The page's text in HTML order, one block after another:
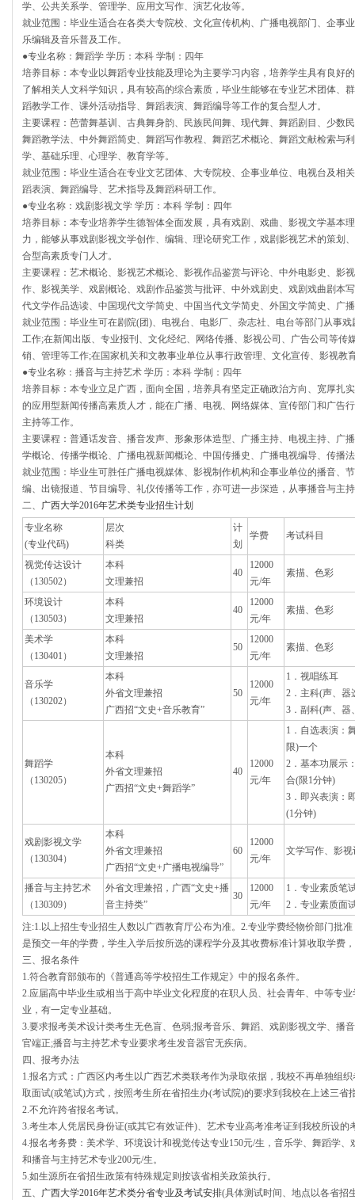
学、公共关系学、管理学、应用文写作、演艺化妆等。
就业范围：毕业生适合在各类大专院校、文化宣传机构、广播电视部门、企事
乐编辑及音乐普及工作。
●专业名称：舞蹈学 学历：本科 学制：四年
培养目标：本专业以舞蹈专业技能及理论为主要学习内容，培养学生具有良好
了解相关人文科学知识，具有较高的综合素质，毕业生能够在专业艺术团体、
蹈教学工作、课外活动指导、舞蹈表演、舞蹈编导等工作的复合型人才。
主要课程：芭蕾舞基训、古典舞身韵、民族民间舞、现代舞、舞蹈剧目、少数
舞蹈教学法、中外舞蹈简史、舞蹈写作教程、舞蹈艺术概论、舞蹈文献检索与
学、基础乐理、心理学、教育学等。
就业范围：毕业生适合在专业文艺团体、大专院校、企事业单位、电视台及相
蹈表演、舞蹈编导、艺术指导及舞蹈科研工作。
●专业名称：戏剧影视文学 学历：本科 学制：四年
培养目标：本专业培养学生德智体全面发展，具有戏剧、戏曲、影视文学基本
力，能够从事戏剧影视文学创作、编辑、理论研究工作，戏剧影视艺术的策划
合型高素质专门人才。
主要课程：艺术概论、影视艺术概论、影视作品鉴赏与评论、中外电影史、影
作、影视美学、戏剧概论、戏剧作品鉴赏与批评、中外戏剧史、戏剧戏曲剧本
代文学作品选读、中国现代文学简史、中国当代文学简史、外国文学简史、广
就业范围：毕业生可在剧院(团)、电视台、电影厂、杂志社、电台等部门从事
工作;在新闻出版、专业报刊、文化经纪、网络传播、影视公司、广告公司等传
销、管理等工作;在国家机关和文教事业单位从事行政管理、文化宣传、影视教
●专业名称：播音与主持艺术 学历：本科 学制：四年
培养目标：本专业立足广西，面向全国，培养具有坚定正确政治方向、宽厚扎
的应用型新闻传播高素质人才，能在广播、电视、网络媒体、宣传部门和广告
主持等工作。
主要课程：普通话发音、播音发声、形象形体造型、广播主持、电视主持、广
学概论、传播学概论、广播电视新闻概论、中国传播史、广播电视编导、传播
就业范围：毕业生可胜任广播电视媒体、影视制作机构和企事业单位的播音、
编、出镜报道、节目编导、礼仪传播等工作，亦可进一步深造，从事播音与主
二、 广西大学2016年艺术类专业招生计划
专业名称
(专业代码)
层次
科类
计
划
学费 考试科目
视觉传达设计
（130502）
本科
文理兼招
40
12000
元/年
素描、色彩
环境设计
（130503）
本科
文理兼招
40
12000
元/年
素描、色彩
美术学
（130401）
本科
文理兼招
50
12000
元/年
素描、色彩
音乐学
（130202）
本科
外省文理兼招
广西招“文史+音乐教育”
50
12000
元/年
1．视唱练耳
2．主科(声、器
3．副科(声、器
舞蹈学
（130205）
本科
外省文理兼招
广西招“文史+舞蹈学”
40
12000
元/年
1．自选表演：
限)一个
2．基本功展示
合(限1分钟)
3．即兴表演：
(1分钟)
戏剧影视文学
（130304）
本科
外省文理兼招
广西招“文史+广播电视编导”
60
12000
元/年
文学写作、影
播音与主持艺术
（130309）
外省文理兼招，广西“文史+播
音主持类”
30
12000
元/年
1．专业素质笔
2．专业素质面
注:1.以上招生专业招生人数以广西教育厅公布为准。2.专业学费经物价部门批
是预交一年的学费，学生入学后按所选的课程学分及其收费标准计算收取学费
三、报名条件
1.符合教育部颁布的《普通高等学校招生工作规定》中的报名条件。
2.应届高中毕业生或相当于高中毕业文化程度的在职人员、社会青年、中等专
业，有一定专业基础。
3.要求报考美术设计类考生无色盲、色弱;报考音乐、舞蹈、戏剧影视文学、播
官端正;播音与主持艺术专业要求考生发音器官无疾病。
四、报考办法
1.报名方式：广西区内考生以广西艺术类联考作为录取依据，我校不再单独组
取面试(或笔试)方式，按照考生所在省招生办(考试院)的要求到我校在上述三省
2.不允许跨省报名考试。
3.考生本人凭居民身份证(或其它有效证件)、艺术专业高考准考证到我校所设的
4.报名考务费：美术学、环境设计和视觉传达专业150元/生，音乐学、舞蹈学、
和播音与主持艺术专业200元/生。
5.如生源所在省招生政策有特殊规定则按该省相关政策执行。
五、 广西大学2016年艺术类分省专业及考试安排(具体测试时间、地点以各省招